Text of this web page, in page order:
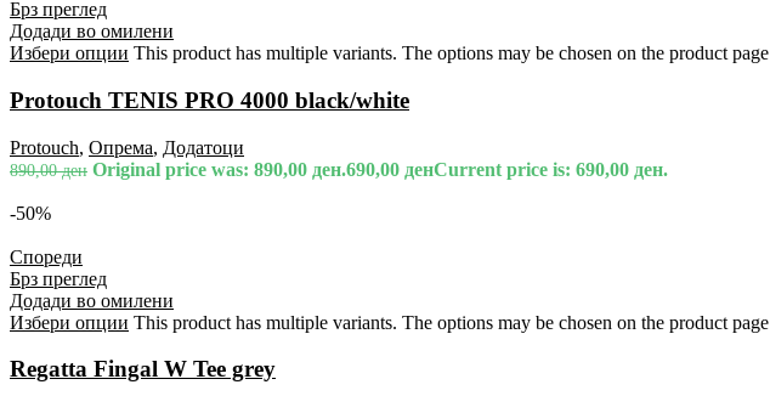
Брз преглед
Додади во омилени
Избери опции This product has multiple variants. The options may be chosen on the product page
Protouch TENIS PRO 4000 black/white
Protouch, Опрема, Додатоци
890,00ден Original price was: 890,00 ден.690,00 денCurrent price is: 690,00 ден.
-50%
Спореди
Брз преглед
Додади во омилени
Избери опции This product has multiple variants. The options may be chosen on the product page
Regatta Fingal W Tee grey